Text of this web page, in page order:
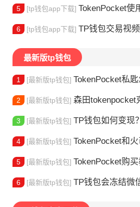
5 [tp钱包app下载] TokenPocket使用教
6 [tp钱包app下载] TP钱包交易视频回放
最新版tp钱包
1 [最新版tp钱包] TokenPocket私匙怎么保
2 [最新版tp钱包] 森田tokenpocket
3 [最新版tp钱包] TP钱包如何变现？从
4 [最新版tp钱包] TokenPocket和火币钱
5 [最新版tp钱包] TokenPocket购买教程
6 [最新版tp钱包] TP钱包会冻结微